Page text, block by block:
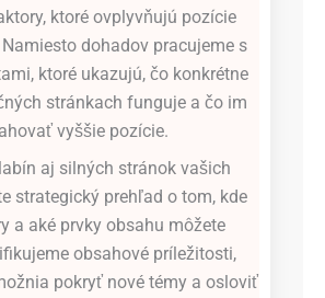
ktoré ovplyvňujú pozície
dohadov pracujeme s
ktoré ukazujú, čo konkrétne
stránkach funguje a čo im
vyššie pozície.
aj silných stránok vašich
strategický prehľad o tom, kde
a aké prvky obsahu môžete
obsahové príležitosti,
pokryť nové témy a osloviť